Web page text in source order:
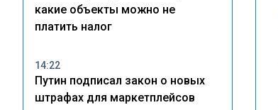
какие объекты можно не
платить налог
14:22
Путин подписал закон о новых
штрафах для маркетплейсов